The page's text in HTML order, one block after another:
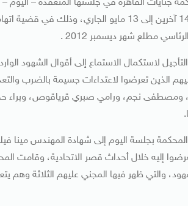
جنايات القاهرة في جلستها المنعقدة –
مرسي و 14 آخرين إلى 13 مايو الجاري،
مطلع شهر ديسمبر 2012 .
الذين تعرضوا لاعتداءات جسيمة بالضرب
ومصطفى نجم، ورامي صبري قرياقوص، وبراء
بجلسة اليوم إلى شهادة المهندس مينا
إليه خلال أحداث قصر الاتحادية، وقامت
والتي ظهر فيها المجني عليهم الثلاثة وهم